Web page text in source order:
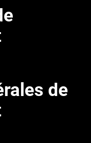
de